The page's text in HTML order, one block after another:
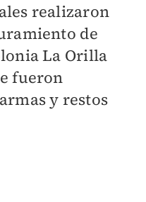
realizaron
de
La Orilla
fueron
y restos